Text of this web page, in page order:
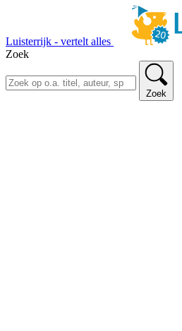
Luisterrijk - vertelt alles
Zoek
Zoek